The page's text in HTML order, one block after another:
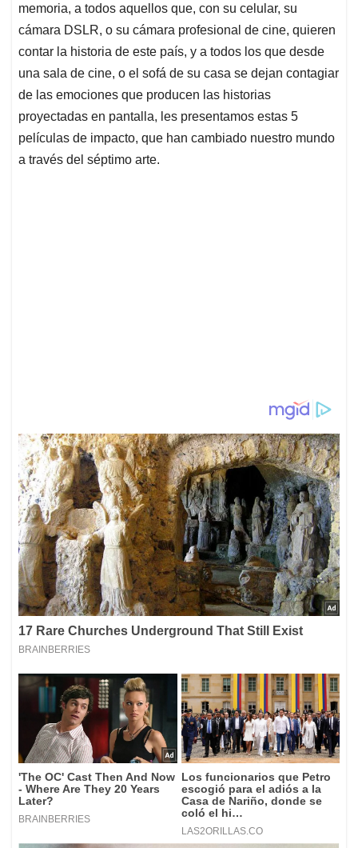
memoria, a todos aquellos que, con su celular, su
cámara DSLR, o su cámara profesional de cine, quieren
contar la historia de este país, y a todos los que desde
una sala de cine, o el sofá de su casa se dejan contagiar
de las emociones que producen las historias
proyectadas en pantalla, les presentamos estas 5
películas de impacto, que han cambiado nuestro mundo
a través del séptimo arte.